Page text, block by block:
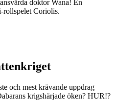
doktor Wana! En
rollspelet Coriolis.
och mest krävande uppdrag
krigshärjade öken? HUR!?